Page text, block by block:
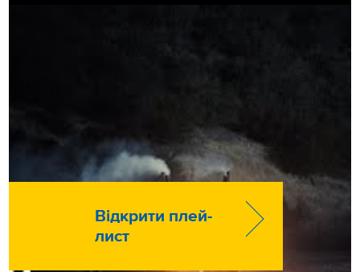
Відкрити плей-
лист